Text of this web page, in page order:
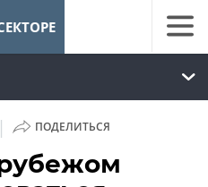
| ПОДЕЛИТЬСЯ